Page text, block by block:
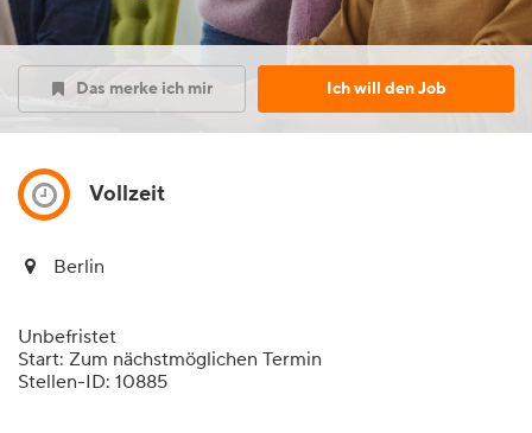
Das merke ich mir Ich will den Job
Vollzeit
Berlin
Unbefristet
Start: Zum nächstmöglichen Termin
Stellen-ID: 10885